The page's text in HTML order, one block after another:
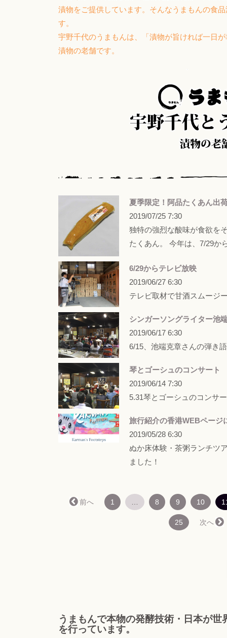
漬物をご提供しています。そんなうまもんの食
す。
宇野千代のうまもんは、「漬物が旨ければ一日
漬物の老舗です。
夏季限定！阿品たくあん出
2019/07/25 7:30
独特の強烈な酸味が食欲を
たくあん。 今年は、7/29か
6/29からテレビ放映
2019/06/27 6:30
テレビ取材で甘酒スムージ
シンガーソングライター池
2019/06/17 6:30
6/15、池端克章さんの弾き
琴とゴーシュの​コンサート
2019/06/14 7:30
5.31琴とゴーシュのコンサ
旅行紹介の香港WEBページ
2019/05/28 6:30
ぬか床体験・茶粥ランチツ
ました！
← 前へ 1 … 8 9 10
25 次へ →
うまもんで本物の発酵技術・日本が
を行っています。